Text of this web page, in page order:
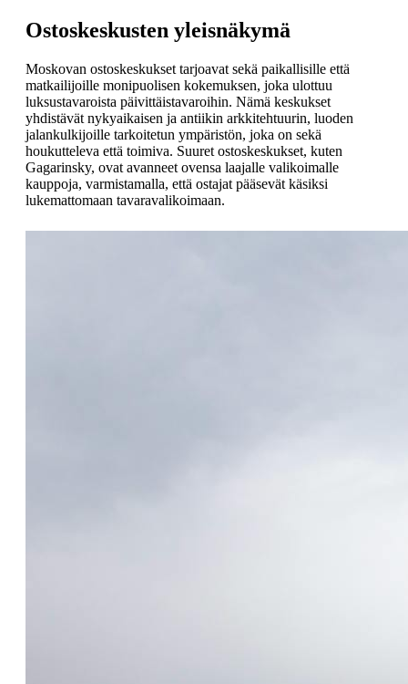
Ostoskeskusten yleisnäkymä
Moskovan ostoskeskukset tarjoavat sekä paikallisille että
matkailijoille monipuolisen kokemuksen, joka ulottuu
luksustavaroista päivittäistavaroihin. Nämä keskukset
yhdistävät nykyaikaisen ja antiikin arkkitehtuurin, luoden
jalankulkijoille tarkoitetun ympäristön, joka on sekä
houkutteleva että toimiva. Suuret ostoskeskukset, kuten
Gagarinsky, ovat avanneet ovensa laajalle valikoimalle
kauppoja, varmistamalla, että ostajat pääsevät käsiksi
lukemattomaan tavaravalikoimaan.